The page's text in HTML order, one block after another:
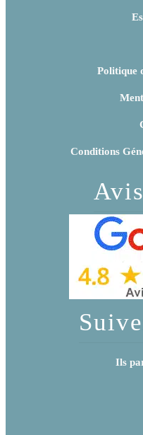
Politique
Conditions
Ils